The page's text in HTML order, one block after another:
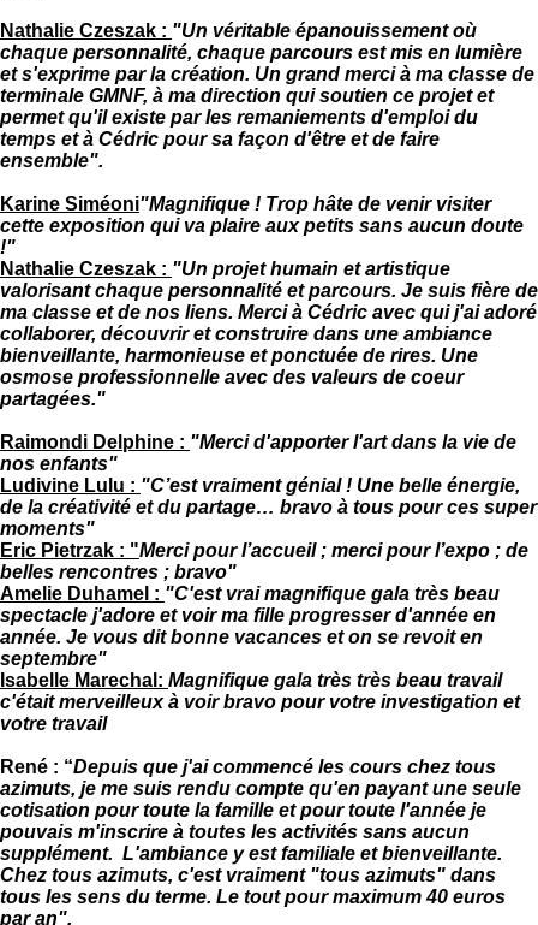
Nathalie Czeszak : "Un véritable épanouissement où
chaque personnalité, chaque parcours est mis en lumière
et s'exprime par la création. Un grand merci à ma classe de
terminale GMNF, à ma direction qui soutien ce projet et
permet qu'il existe par les remaniements d'emploi du
temps et à Cédric pour sa façon d'être et de faire
ensemble".
Karine Siméoni"Magnifique ! Trop hâte de venir visiter
cette exposition qui va plaire aux petits sans aucun doute
!"
Nathalie Czeszak : "Un projet humain et artistique
valorisant chaque personnalité et parcours. Je suis fière de
ma classe et de nos liens. Merci à Cédric avec qui j'ai adoré
collaborer, découvrir et construire dans une ambiance
bienveillante, harmonieuse et ponctuée de rires. Une
osmose professionnelle avec des valeurs de coeur
partagées."
Raimondi Delphine : "Merci d'apporter l'art dans la vie de
nos enfants"
Ludivine Lulu : "C’est vraiment génial ! Une belle énergie,
de la créativité et du partage… bravo à tous pour ces super
moments"
Eric Pietrzak : "Merci pour l’accueil ; merci pour l’expo ; de
belles rencontres ; bravo"
Amelie Duhamel : "C'est vrai magnifique gala très beau
spectacle j'adore et voir ma fille progresser d'année en
année. Je vous dit bonne vacances et on se revoit en
septembre"
Isabelle Marechal: Magnifique gala très très beau travail
c'était merveilleux à voir bravo pour votre investigation et
votre travail
René : “Depuis que j'ai commencé les cours chez tous
azimuts, je me suis rendu compte qu'en payant une seule
cotisation pour toute la famille et pour toute l'année je
pouvais m'inscrire à toutes les activités sans aucun
supplément. L'ambiance y est familiale et bienveillante.
Chez tous azimuts, c'est vraiment "tous azimuts" dans
tous les sens du terme. Le tout pour maximum 40 euros
par an".